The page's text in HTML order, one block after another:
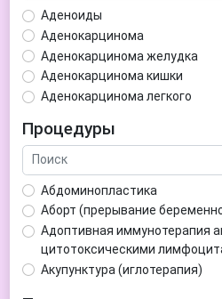
Аденоиды
Аденокарцинома
Аденокарцинома желудка
Аденокарцинома кишки
Аденокарцинома легкого
Аденома гипофиза
Аденома простаты
Аденома щитовидной железы
Аденомиоз
Адентия
Азооспермия
Акне (угри)
Алкоголизм
Процедуры
Абдоминопластика
Аборт (прерывание
Адоптивная иммунотерапия
цитотоксическими
Акупунктура (иглотерапия)